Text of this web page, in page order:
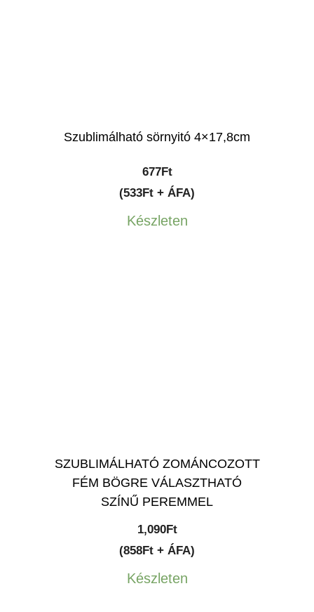
Szublimálható sörnyitó 4×17,8cm
677Ft
(533Ft + ÁFA)
Készleten
SZUBLIMÁLHATÓ ZOMÁNCOZOTT
FÉM BÖGRE VÁLASZTHATÓ
SZÍNŰ PEREMMEL
1,090Ft
(858Ft + ÁFA)
Készleten